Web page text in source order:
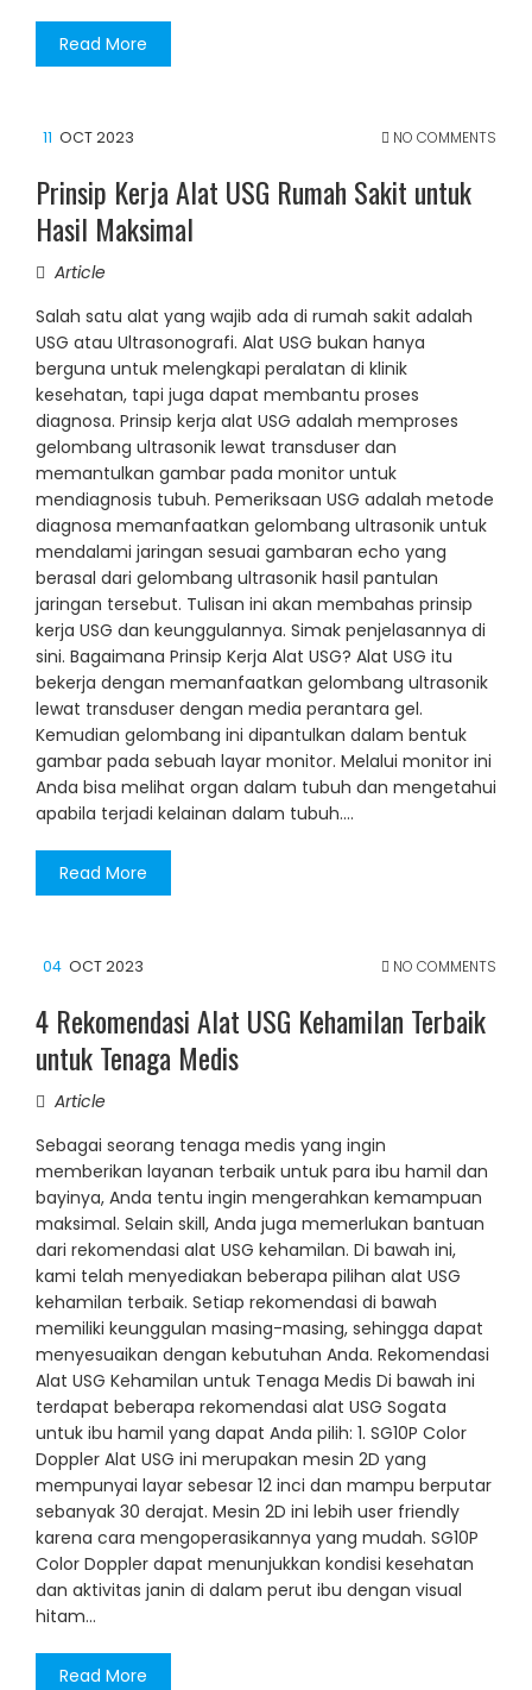
Read More
11 OCT 2023 NO COMMENTS
Prinsip Kerja Alat USG Rumah Sakit untuk
Hasil Maksimal
Article
Salah satu alat yang wajib ada di rumah sakit adalah
USG atau Ultrasonografi. Alat USG bukan hanya
berguna untuk melengkapi peralatan di klinik
kesehatan, tapi juga dapat membantu proses
diagnosa. Prinsip kerja alat USG adalah memproses
gelombang ultrasonik lewat transduser dan
memantulkan gambar pada monitor untuk
mendiagnosis tubuh. Pemeriksaan USG adalah metode
diagnosa memanfaatkan gelombang ultrasonik untuk
mendalami jaringan sesuai gambaran echo yang
berasal dari gelombang ultrasonik hasil pantulan
jaringan tersebut. Tulisan ini akan membahas prinsip
kerja USG dan keunggulannya. Simak penjelasannya di
sini. Bagaimana Prinsip Kerja Alat USG? Alat USG itu
bekerja dengan memanfaatkan gelombang ultrasonik
lewat transduser dengan media perantara gel.
Kemudian gelombang ini dipantulkan dalam bentuk
gambar pada sebuah layar monitor. Melalui monitor ini
Anda bisa melihat organ dalam tubuh dan mengetahui
apabila terjadi kelainan dalam tubuh.…
Read More
04 OCT 2023 NO COMMENTS
4 Rekomendasi Alat USG Kehamilan Terbaik
untuk Tenaga Medis
Article
Sebagai seorang tenaga medis yang ingin
memberikan layanan terbaik untuk para ibu hamil dan
bayinya, Anda tentu ingin mengerahkan kemampuan
maksimal. Selain skill, Anda juga memerlukan bantuan
dari rekomendasi alat USG kehamilan. Di bawah ini,
kami telah menyediakan beberapa pilihan alat USG
kehamilan terbaik. Setiap rekomendasi di bawah
memiliki keunggulan masing-masing, sehingga dapat
menyesuaikan dengan kebutuhan Anda. Rekomendasi
Alat USG Kehamilan untuk Tenaga Medis Di bawah ini
terdapat beberapa rekomendasi alat USG Sogata
untuk ibu hamil yang dapat Anda pilih: 1. SG10P Color
Doppler Alat USG ini merupakan mesin 2D yang
mempunyai layar sebesar 12 inci dan mampu berputar
sebanyak 30 derajat. Mesin 2D ini lebih user friendly
karena cara mengoperasikannya yang mudah. SG10P
Color Doppler dapat menunjukkan kondisi kesehatan
dan aktivitas janin di dalam perut ibu dengan visual
hitam…
Read More